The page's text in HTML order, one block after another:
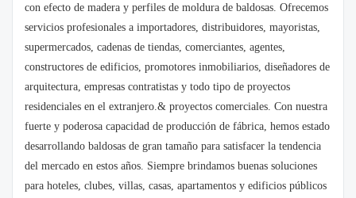
con efecto de madera y perfiles de moldura de baldosas. Ofrecemos
servicios profesionales a importadores, distribuidores, mayoristas,
supermercados, cadenas de tiendas, comerciantes, agentes,
constructores de edificios, promotores inmobiliarios, diseñadores de
arquitectura, empresas contratistas y todo tipo de proyectos
residenciales en el extranjero.& proyectos comerciales. Con nuestra
fuerte y poderosa capacidad de producción de fábrica, hemos estado
desarrollando baldosas de gran tamaño para satisfacer la tendencia
del mercado en estos años. Siempre brindamos buenas soluciones
para hoteles, clubes, villas, casas, apartamentos y edificios públicos